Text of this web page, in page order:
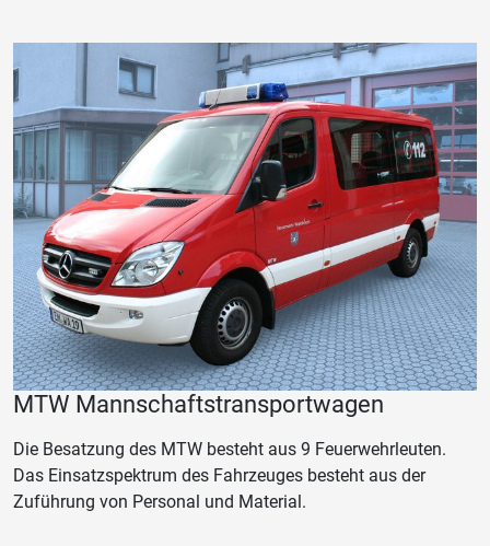
MTW Mannschaftstransportwagen
Die Besatzung des MTW besteht aus 9 Feuerwehrleuten.
Das Einsatzspektrum des Fahrzeuges besteht aus der
Zuführung von Personal und Material.